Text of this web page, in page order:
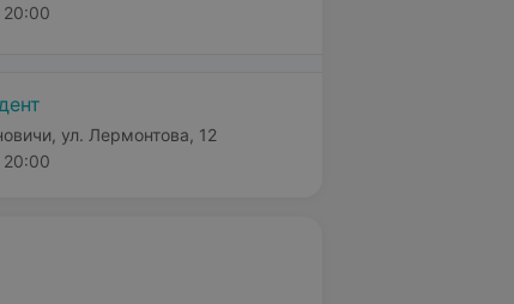
20:00
ул. Лермонтова, 12
20:00